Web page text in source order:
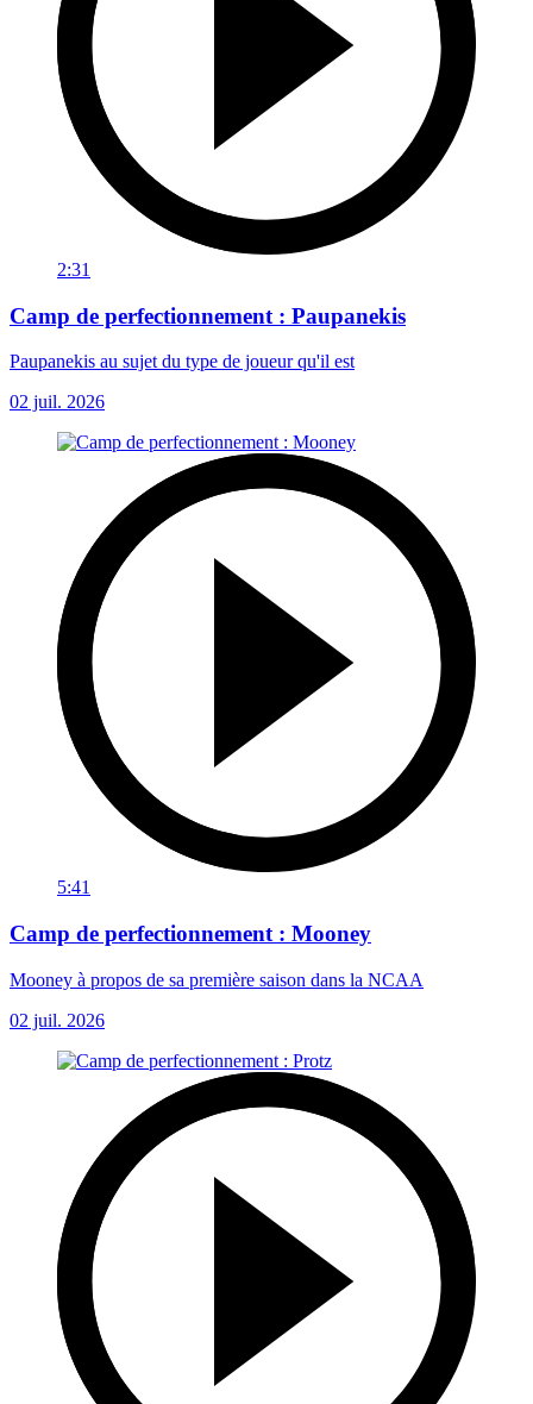
2:31
Camp de perfectionnement : Paupanekis
Paupanekis au sujet du type de joueur qu'il est
02 juil. 2026
5:41
Camp de perfectionnement : Mooney
Mooney à propos de sa première saison dans la NCAA
02 juil. 2026